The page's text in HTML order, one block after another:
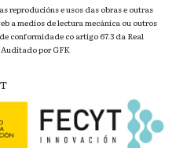
reproducións e usos das obras e outras
a medios de lectura mecánica ou outros
conformidade co artigo 67.3 da Real
Auditado por GFK